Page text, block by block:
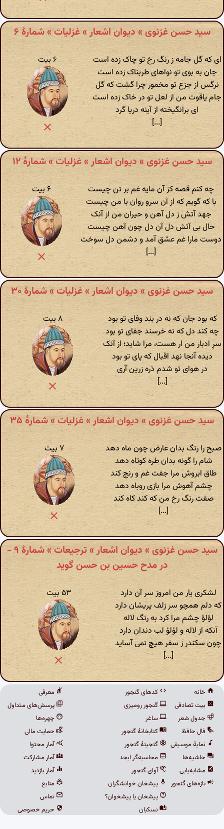
سید حسن غزنوی » دیوان اشعار » غزلیات » شمارهٔ ۶
ای که گل جامه ز رنگ رخ تو چاک زده است
جان به بوی تو نواهای طربناک زده است
نرگس از جزع تو مخمور چرا گشت که گل
جام یاقوت من از لعل تو در خاک زده است
ای برانگیخته از آینه دریا گرد
[...]
۶ بیت
سید حسن غزنوی » دیوان اشعار » غزلیات » شمارهٔ ۱۲
چه کنم قصه کز آن مایه غم بر تن چیست
با که گویم که از آن سرو روان با من چیست
جهد آتش ز دل آهن و حیران من از آنک
حال بی آتش دل آن دل چون آهن چیست
دوست مارا غم عشق آمد و دشمن دل سوخت
[...]
۶ بیت
سید حسن غزنوی » دیوان اشعار » غزلیات » شمارهٔ ۳۰
که بود جان که نه در بند وفای تو بود
چه کند دل که نه خرسند جفای تو بود
سرِ ادبار من ار هست، مرا شاید؛ از آنک
دیده آنجا نهد اقبال که پای تو بود
در هوای تو شدم ذره زرین آری
[...]
۸ بیت
سید حسن غزنوی » دیوان اشعار » غزلیات » شمارهٔ ۳۵
صبح را رنگ بدان عارض چون ماه دهد
شام را گونه بدان طره کوتاه دهد
طاق ابروش مرا جفت غم و رنج کند
چشم آهوش مرا بازی روباه دهد
صفت رنگ رخ من که کند کاه کند
[...]
۷ بیت
سید حسن غزنوی » دیوان اشعار » ترجیعات » شمارهٔ ۹ -
در مدح حسین بن حسن گوید
لشکری یار من امروز سر آن دارد
که دلم همچو سر زلف پریشان دارد
لؤلؤ چشم مرا کرد به رنگ لاله
آنکه از لاله و لؤلؤ لب دندان دارد
چون سکندر ز سفر هیچ نمی آساید
[...]
۵۳ بیت
خانه
بیت تصادفی
جدول شعر
فال حافظ
نمایهٔ موسیقی
حاشیه‌ها
مشابه‌یابی
تازه‌های گنجور
کدهای گنجور
گنجور رومیزی
ساغر
کتابخانهٔ گنجور
گنجینهٔ گنجور
محاسبه‌گر ابجد
آوای گنجور
پیشخان خوانشگران
پیشخان یا پیشخوان؟
نسکبان
معرفی
پرسش‌های متداول
چهره‌ها
حمایت مالی
آمار محتوا
آمار مشارکت
آمار بازدید
منابع
تماس
حریم خصوصی